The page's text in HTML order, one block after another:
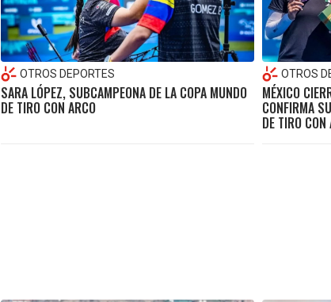
OTROS DEPORTES
SARA LÓPEZ, SUBCAMPEONA DE LA COPA MUNDO
DE TIRO CON ARCO
OTROS
MÉXICO
CONFIRMA
DE TIRO CON